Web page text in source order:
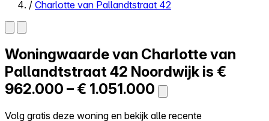
Zelf kopen
Alles-in-één
Reviews
Prijzen
Log in
/ Charlotte van Pallandtstraat 42
Woningwaarde van Charlotte van
Pallandtstraat 42 Noordwijk is €
962.000 – € 1.051.000
Volg gratis deze woning en bekijk alle recente